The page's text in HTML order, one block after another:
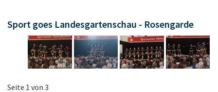
Sport goes Landesgartenschau - Rosengarde
Seite 1 von 3